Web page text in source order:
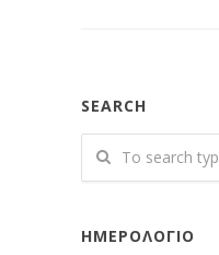
SEARCH
ΗΜΕΡΟΛΌΓΙΟ